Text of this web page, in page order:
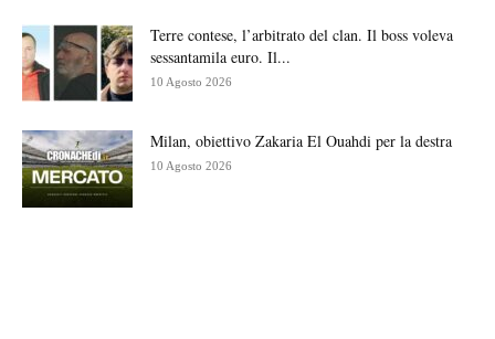
Terre contese, l’arbitrato del clan. Il boss voleva
sessantamila euro. Il...
10 Agosto 2026
Milan, obiettivo Zakaria El Ouahdi per la destra
10 Agosto 2026